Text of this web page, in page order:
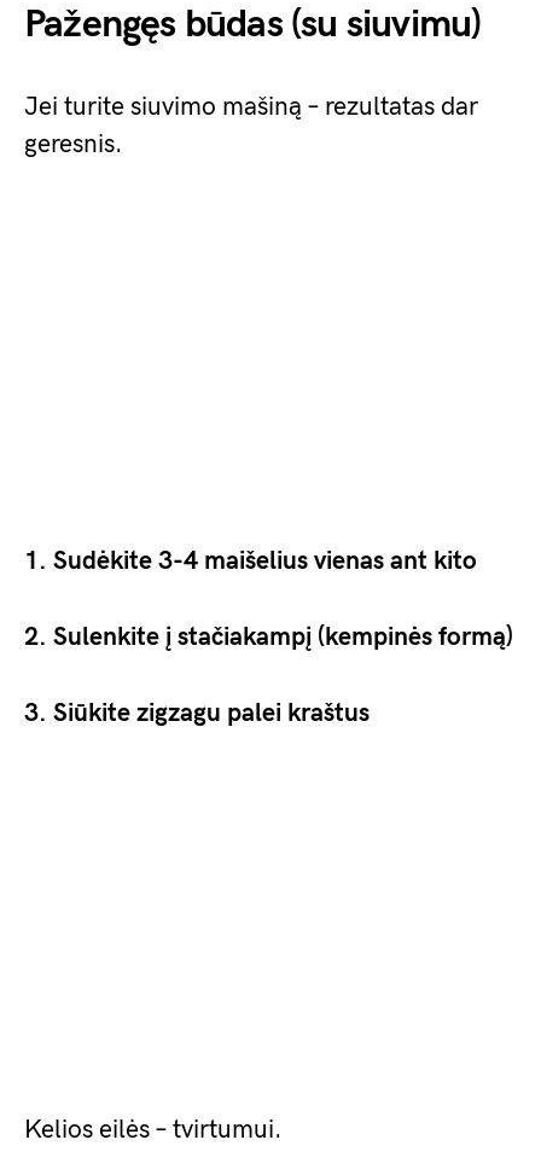
Pažengęs būdas (su siuvimu)
Jei turite siuvimo mašiną – rezultatas dar
geresnis.
1. Sudėkite 3-4 maišelius vienas ant kito
2. Sulenkite į stačiakampį (kempinės formą)
3. Siūkite zigzagu palei kraštus
Kelios eilės – tvirtumui.